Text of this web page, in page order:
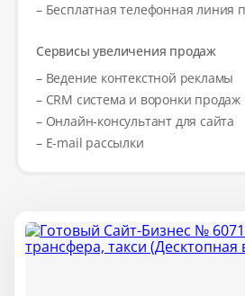
– Бесплатная телефонная линия
Сервисы увеличения продаж
– Ведение контекстной рекламы
– CRM система и воронки продаж
– Онлайн-консультант для сайта
– E-mail рассылки